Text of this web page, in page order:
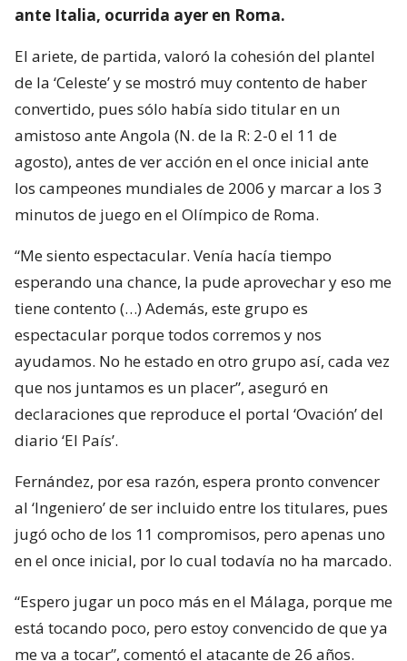
ante Italia, ocurrida ayer en Roma.
El ariete, de partida, valoró la cohesión del plantel
de la ‘Celeste’ y se mostró muy contento de haber
convertido, pues sólo había sido titular en un
amistoso ante Angola (N. de la R: 2-0 el 11 de
agosto), antes de ver acción en el once inicial ante
los campeones mundiales de 2006 y marcar a los 3
minutos de juego en el Olímpico de Roma.
“Me siento espectacular. Venía hacía tiempo
esperando una chance, la pude aprovechar y eso me
tiene contento (…) Además, este grupo es
espectacular porque todos corremos y nos
ayudamos. No he estado en otro grupo así, cada vez
que nos juntamos es un placer”, aseguró en
declaraciones que reproduce el portal ‘Ovación’ del
diario ‘El País’.
Fernández, por esa razón, espera pronto convencer
al ‘Ingeniero’ de ser incluido entre los titulares, pues
jugó ocho de los 11 compromisos, pero apenas uno
en el once inicial, por lo cual todavía no ha marcado.
“Espero jugar un poco más en el Málaga, porque me
está tocando poco, pero estoy convencido de que ya
me va a tocar”, comentó el atacante de 26 años.